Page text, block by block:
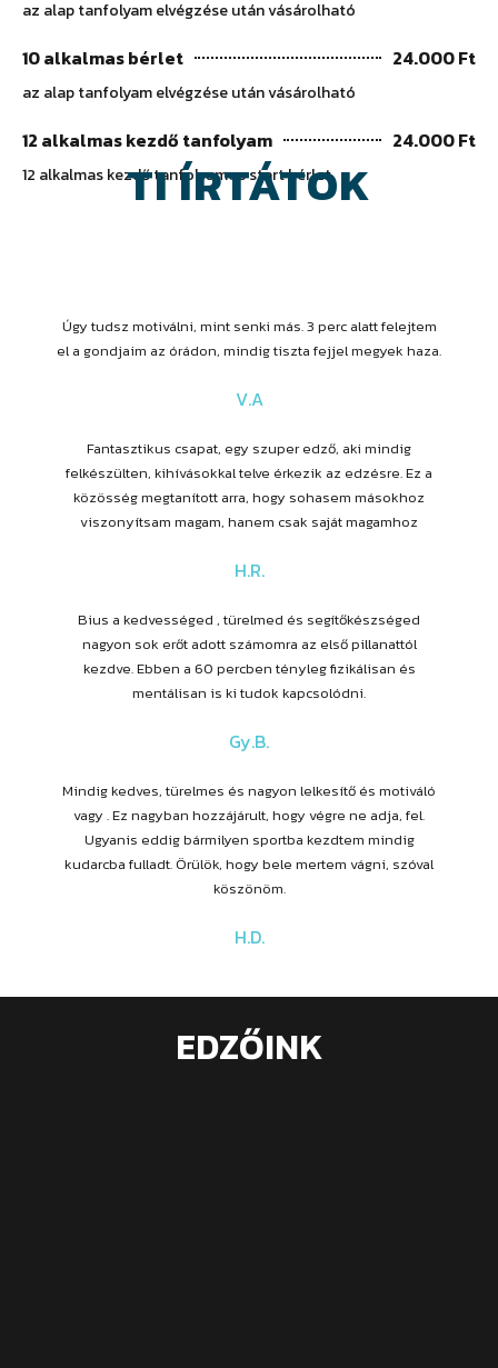
az alap tanfolyam elvégzése után vásárolható
10 alkalmas bérlet 24.000 Ft
az alap tanfolyam elvégzése után vásárolható
12 alkalmas kezdő tanfolyam 24.000 Ft
12 alkalmas kezdő tanfolyamos start bérlet
TI ÍRTÁTOK
Úgy tudsz motiválni, mint senki más. 3 perc alatt felejtem
el a gondjaim az órádon, mindig tiszta fejjel megyek haza.
V.A
Fantasztikus csapat, egy szuper edző, aki mindig
felkészülten, kihívásokkal telve érkezik az edzésre. Ez a
közösség megtanított arra, hogy sohasem másokhoz
viszonyítsam magam, hanem csak saját magamhoz
H.R.
Bius a kedvességed , türelmed és segítőkészséged
nagyon sok erőt adott számomra az első pillanattól
kezdve. Ebben a 60 percben tényleg fizikálisan és
mentálisan is ki tudok kapcsolódni.
Gy.B.
Mindig kedves, türelmes és nagyon lelkesítő és motiváló
vagy . Ez nagyban hozzájárult, hogy végre ne adja, fel.
Ugyanis eddig bármilyen sportba kezdtem mindig
kudarcba fulladt. Örülök, hogy bele mertem vágni, szóval
köszönöm.
H.D.
EDZŐINK